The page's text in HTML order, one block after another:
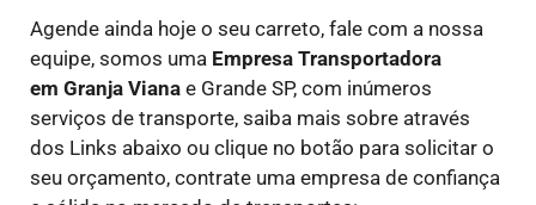
Agende ainda hoje o seu carreto, fale com a nossa
equipe, somos uma Empresa Transportadora
em Granja Viana e Grande SP, com inúmeros
serviços de transporte, saiba mais sobre através
dos Links abaixo ou clique no botão para solicitar o
seu orçamento, contrate uma empresa de confiança